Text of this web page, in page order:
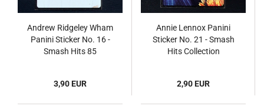
Andrew Ridgeley Wham
Panini Sticker No. 16 -
Smash Hits 85
3,90 EUR
Annie Lennox Panini
Sticker No. 21 - Smash
Hits Collection
2,90 EUR